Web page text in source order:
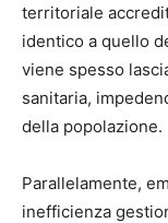
territoriale
identico a quello
viene spesso
sanitaria,
della popolazione.
Parallelamente,
inefficienza